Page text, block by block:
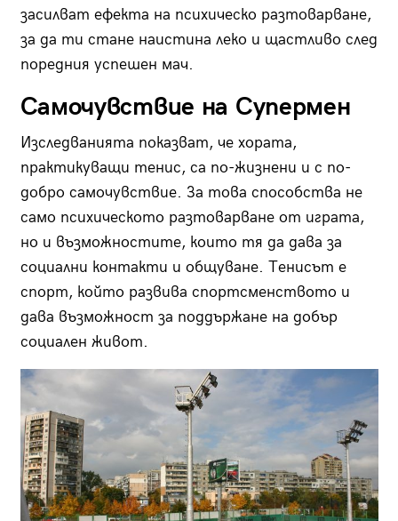
засилват ефекта на психическо разтоварване,
за да ти стане наистина леко и щастливо след
поредния успешен мач.
Самочувствие на Супермен
Изследванията показват, че хората,
практикуващи тенис, са по-жизнени и с по-
добро самочувствие. За това способства не
само психическото разтоварване от играта,
но и възможностите, които тя да дава за
социални контакти и общуване. Тенисът е
спорт, който развива спортсменството и
дава възможност за поддържане на добър
социален живот.